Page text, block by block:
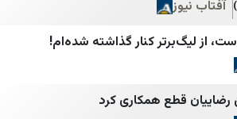
لبنان
61SAAT
Haber3
کنار گذاشته شده‌ام!
کرد